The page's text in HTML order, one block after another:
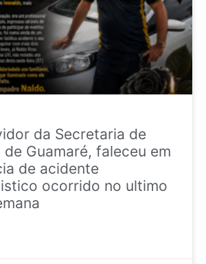
da Secretaria de
de Guamaré, faleceu em
de acidente
ocorrido no ultimo